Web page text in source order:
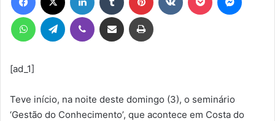
WhatsAppTelegram Viber Compartilhar via e-mail Imprimir
[ad_1]
Teve início, na noite deste domingo (3), o seminário
‘Gestão do Conhecimento’, que acontece em Costa do